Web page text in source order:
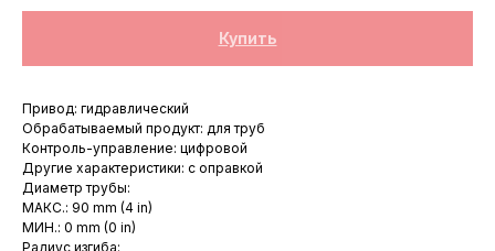
Купить
Привод: гидравлический
Обрабатываемый продукт: для труб
Контроль-управление: цифровой
Другие характеристики: с оправкой
Диаметр трубы:
МАКС.: 90 mm (4 in)
МИН.: 0 mm (0 in)
Радиус изгиба: